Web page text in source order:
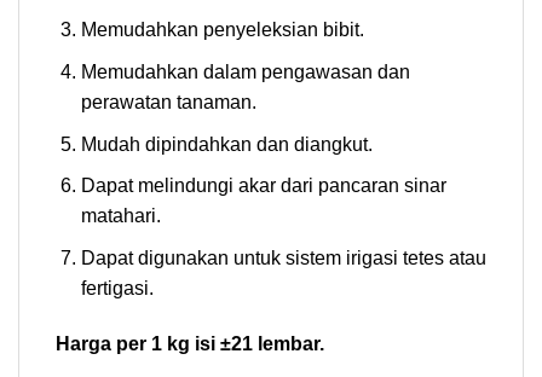
Memudahkan penyeleksian bibit.
Memudahkan dalam pengawasan dan
perawatan tanaman.
Mudah dipindahkan dan diangkut.
Dapat melindungi akar dari pancaran sinar
matahari.
Dapat digunakan untuk sistem irigasi tetes atau
fertigasi.
Harga per 1 kg isi ±21 lembar.